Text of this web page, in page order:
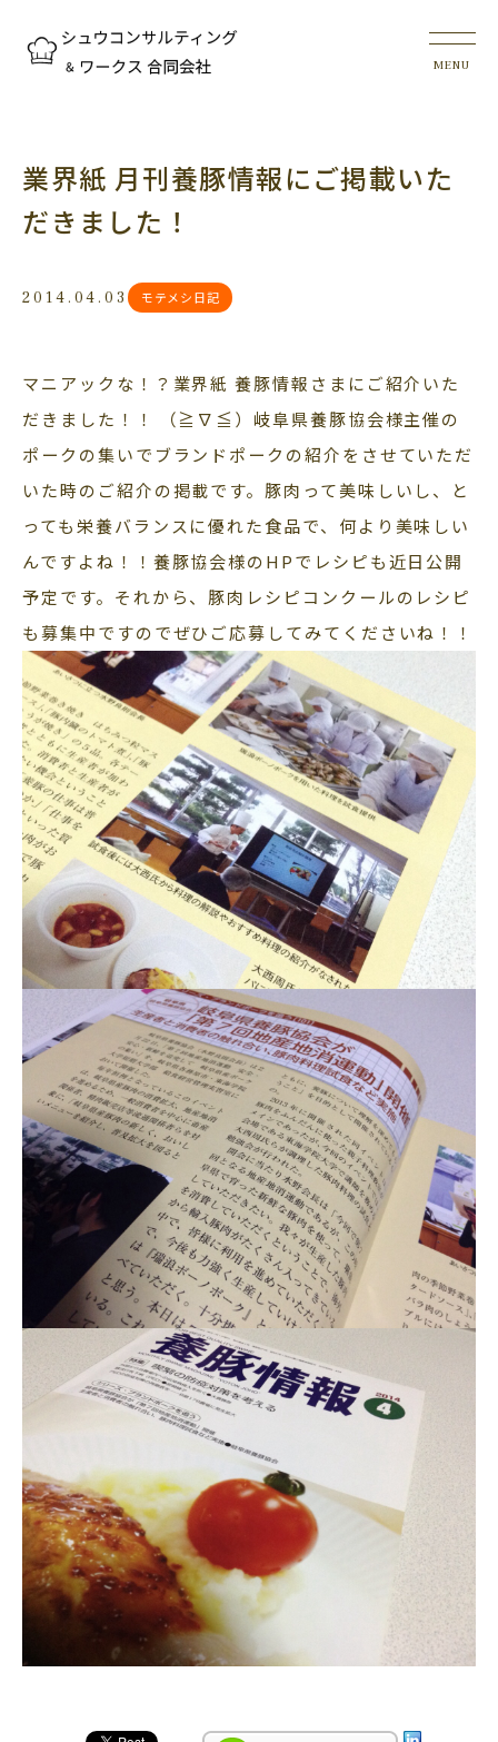
業界紙 月刊養豚情報にご掲載いた
だきました！
2014.04.03 モテメシ日記
マニアックな！？業界紙 養豚情報さまにご紹介いた
だきました！！ （≧∇≦）岐阜県養豚協会様主催の
ポークの集いでブランドポークの紹介をさせていただ
いた時のご紹介の掲載です。豚肉って美味しいし、と
っても栄養バランスに優れた食品で、何より美味しい
んですよね！！養豚協会様のHPでレシピも近日公開
予定です。それから、豚肉レシピコンクールのレシピ
も募集中ですのでぜひご応募してみてくださいね！！